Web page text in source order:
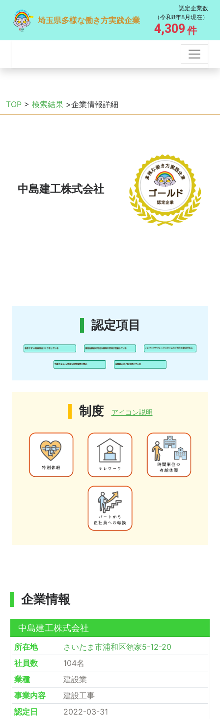
埼玉県多様な働き方実践企業
認定企業数
（令和8年8月現在）
4,309 件
TOP > 検索結果 >企業情報詳細
中島建工株式会社
認定項目
制度 アイコン説明
企業情報
中島建工株式会社
所在地
さいたま市浦和区領家5-12-20
社員数
104名
業種
建設業
事業内容
建設工事
認定日
2022-03-31